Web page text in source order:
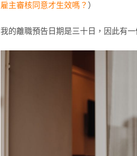
雇主審核同意才生效嗎？ ）
我的離職預告日期是三十日，因此有